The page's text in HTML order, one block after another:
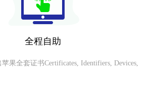
全程自助
果全套证书Certificates, Identifiers, Devices,